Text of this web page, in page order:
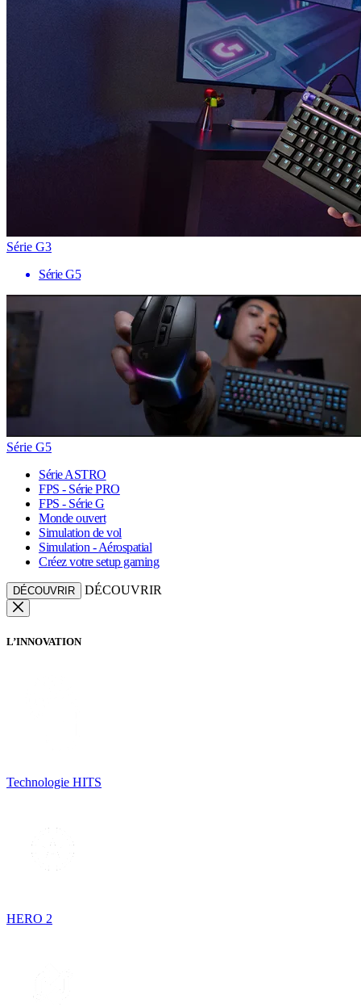
Série G3
Série G5
Série G5
Série ASTRO
FPS - Série PRO
FPS - Série G
Monde ouvert
Simulation de vol
Simulation - Aérospatial
Créez votre setup gaming
DÉCOUVRIR DÉCOUVRIR
L’INNOVATION
Technologie HITS
HERO 2